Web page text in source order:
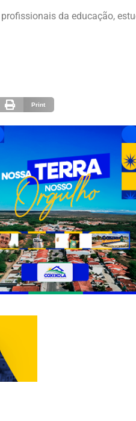
da educação,
Print